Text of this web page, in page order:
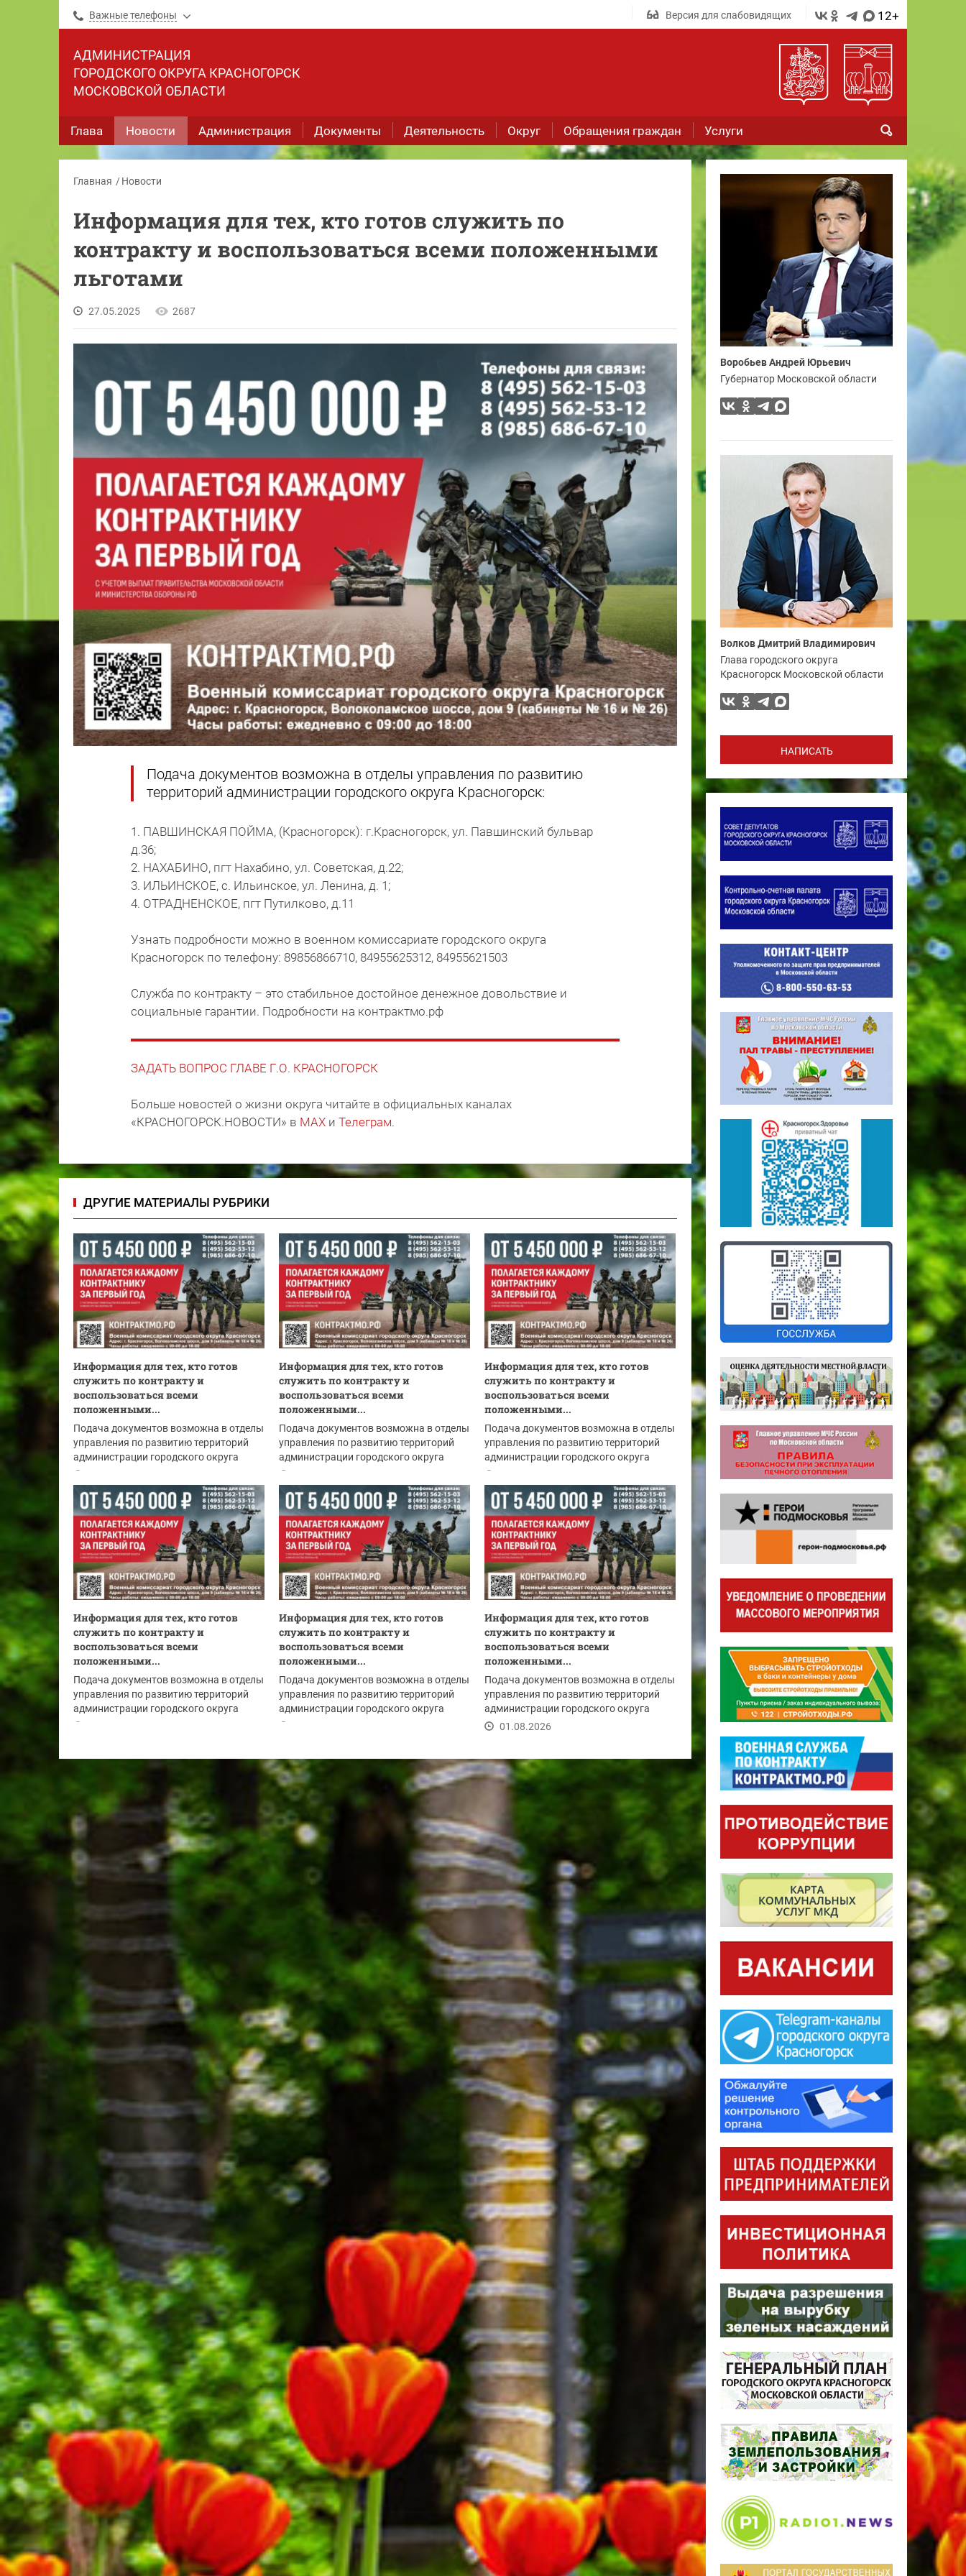
Важные телефоны Версия для слабовидящих 12+
АДМИНИСТРАЦИЯ
ГОРОДСКОГО ОКРУГА КРАСНОГОРСК
МОСКОВСКОЙ ОБЛАСТИ
Глава Новости Администрация Документы Деятельность Округ Обращения граждан Услуги
Главная Новости
Информация для тех, кто готов служить по
контракту и воспользоваться всеми положенными
льготами
27.05.2025 2687
Подача документов возможна в отделы управления по развитию
территорий администрации городского округа Красногорск:
1. ПАВШИНСКАЯ ПОЙМА, (Красногорск): г.Красногорск, ул. Павшинский бульвар
д.36;
2. НАХАБИНО, пгт Нахабино, ул. Советская, д.22;
3. ИЛЬИНСКОЕ, с. Ильинское, ул. Ленина, д. 1;
4. ОТРАДНЕНСКОЕ, пгт Путилково, д.11
Узнать подробности можно в военном комиссариате городского округа
Красногорск по телефону: 89856866710, 84955625312, 84955621503
Служба по контракту – это стабильное достойное денежное довольствие и
социальные гарантии. Подробности на контрактмо.рф
ЗАДАТЬ ВОПРОС ГЛАВЕ Г.О. КРАСНОГОРСК
Больше новостей о жизни округа читайте в официальных каналах
«КРАСНОГОРСК.НОВОСТИ» в MAX и Телеграм.
ДРУГИЕ МАТЕРИАЛЫ РУБРИКИ
Информация для тех, кто готов
служить по контракту и
воспользоваться всеми
положенными...
Подача документов возможна в отделы
управления по развитию территорий
администрации городского округа
Красногорск:
Информация для тех, кто готов
служить по контракту и
воспользоваться всеми
положенными...
Подача документов возможна в отделы
управления по развитию территорий
администрации городского округа
Красногорск:
Информация для тех, кто готов
служить по контракту и
воспользоваться всеми
положенными...
Подача документов возможна в отделы
управления по развитию территорий
администрации городского округа
Красногорск:
Информация для тех, кто готов
служить по контракту и
воспользоваться всеми
положенными...
Подача документов возможна в отделы
управления по развитию территорий
администрации городского округа
Красногорск:
Информация для тех, кто готов
служить по контракту и
воспользоваться всеми
положенными...
Подача документов возможна в отделы
управления по развитию территорий
администрации городского округа
Красногорск:
Информация для тех, кто готов
служить по контракту и
воспользоваться всеми
положенными...
Подача документов возможна в отделы
управления по развитию территорий
администрации городского округа
Красногорск:
01.08.2026
Воробьев Андрей Юрьевич
Губернатор Московской области
Волков Дмитрий Владимирович
Глава городского округа
Красногорск Московской области
НАПИСАТЬ